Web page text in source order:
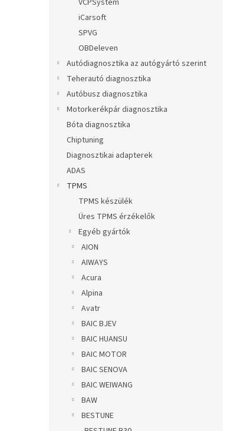
VCPSystem
iCarsoft
SPVG
OBDeleven
Autódiagnosztika az autógyártó szerint
Teherautó diagnosztika
Autóbusz diagnosztika
Motorkerékpár diagnosztika
Bóta diagnosztika
Chiptuning
Diagnosztikai adapterek
ADAS
TPMS
TPMS készülék
Üres TPMS érzékelők
Egyéb gyártók
AION
AIWAYS
Acura
Alpina
Avatr
BAIC BJEV
BAIC HUANSU
BAIC MOTOR
BAIC SENOVA
BAIC WEIWANG
BAW
BESTUNE